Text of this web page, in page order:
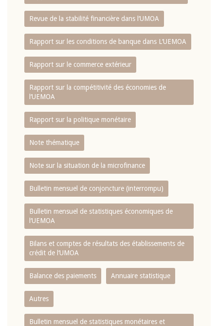
Revue de la stabilité financière dans l‘UMOA
Rapport sur les conditions de banque dans L‘UEMOA
Rapport sur le commerce extérieur
Rapport sur la compétitivité des économies de
l‘UEMOA
Rapport sur la politique monétaire
Note thématique
Note sur la situation de la microfinance
Bulletin mensuel de conjoncture (interrompu)
Bulletin mensuel de statistiques économiques de
l‘UEMOA
Bilans et comptes de résultats des établissements de
crédit de l‘UMOA
Balance des paiements Annuaire statistique
Autres
Bulletin mensuel de statistiques monétaires et